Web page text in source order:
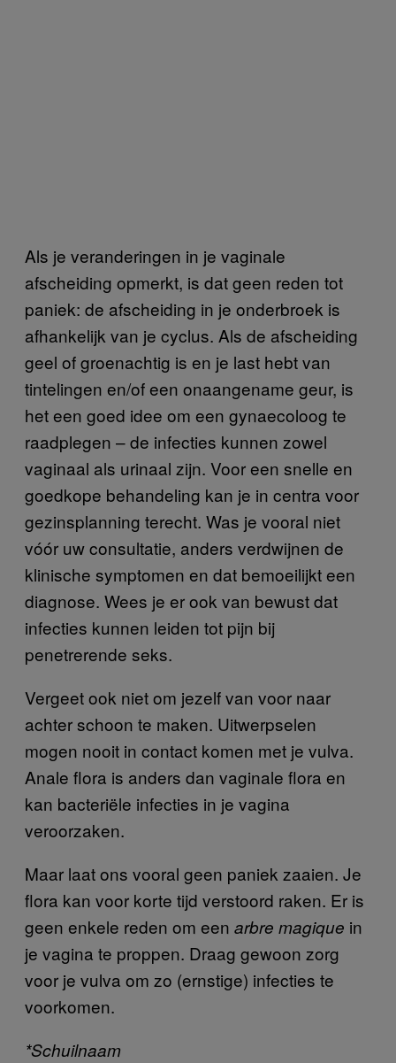
Als je veranderingen in je vaginale
afscheiding opmerkt, is dat geen reden tot
paniek: de afscheiding in je onderbroek is
afhankelijk van je cyclus. Als de afscheiding
geel of groenachtig is en je last hebt van
tintelingen en/of een onaangename geur, is
het een goed idee om een gynaecoloog te
raadplegen – de infecties kunnen zowel
vaginaal als urinaal zijn. Voor een snelle en
goedkope behandeling kan je in centra voor
gezinsplanning terecht. Was je vooral niet
vóór uw consultatie, anders verdwijnen de
klinische symptomen en dat bemoeilijkt een
diagnose. Wees je er ook van bewust dat
infecties kunnen leiden tot pijn bij
penetrerende seks.
Vergeet ook niet om jezelf van voor naar
achter schoon te maken. Uitwerpselen
mogen nooit in contact komen met je vulva.
Anale flora is anders dan vaginale flora en
kan bacteriële infecties in je vagina
veroorzaken.
Maar laat ons vooral geen paniek zaaien. Je
flora kan voor korte tijd verstoord raken. Er is
geen enkele reden om een arbre magique in
je vagina te proppen. Draag gewoon zorg
voor je vulva om zo (ernstige) infecties te
voorkomen.
*Schuilnaam